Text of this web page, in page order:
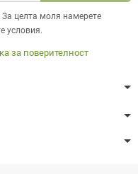
целта моля намерете
условия.
за поверителност